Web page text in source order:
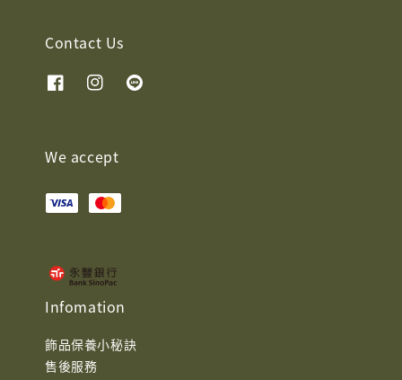
Contact Us
We accept
Infomation
飾品保養小秘訣
售後服務